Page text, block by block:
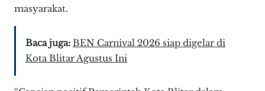
masyarakat.
Baca juga: BEN Carnival 2026 siap digelar di
Kota Blitar Agustus Ini